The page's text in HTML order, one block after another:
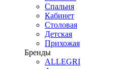
Спальня
Кабинет
Столовая
Детская
Прихожая
Бренды
ALLEGRI